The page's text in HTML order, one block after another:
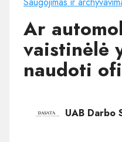
Ar
vaistinėlė
naudoti
UAB Darbo